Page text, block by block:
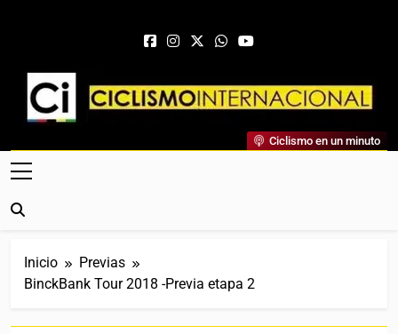
Ciclismo Internacional
Web Dedicada Al Ciclismo Mundial. Entrevistas, Análisis,
Crónicas, Previas Y Más. La Web Ciclista De Referencia.
Ciclismo en un minuto
Inicio
Previas
BinckBank Tour 2018 -Previa etapa 2